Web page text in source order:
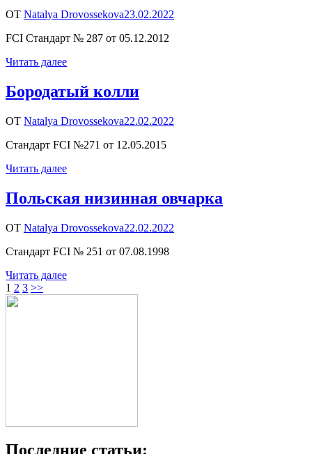
ОТ Natalya Drovossekova23.02.2022
FCI Стандарт № 287 от 05.12.2012
Читать далее
Бородатый колли
ОТ Natalya Drovossekova22.02.2022
Стандарт FCI №271 от 12.05.2015
Читать далее
Польская низинная овчарка
ОТ Natalya Drovossekova22.02.2022
Стандарт FCI № 251 от 07.08.1998
Читать далее
Пагинация
записей
Страница
1 Страница
2 Страница
3 >>
Последние статьи: